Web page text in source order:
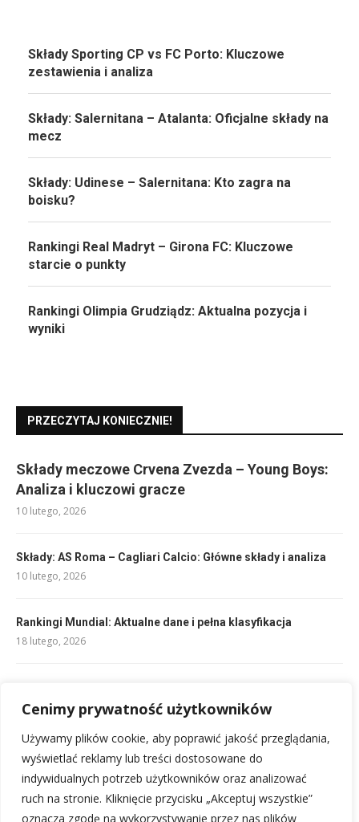
Cenimy prywatność użytkowników
Używamy plików cookie, aby poprawić jakość przeglądania,
wyświetlać reklamy lub treści dostosowane do
indywidualnych potrzeb użytkowników oraz analizować
ruch na stronie. Kliknięcie przycisku „Akceptuj wszystkie”
oznacza zgodę na wykorzystywanie przez nas plików
Składy Sporting CP vs FC Porto: Kluczowe
zestawienia i analiza
Składy: Salernitana – Atalanta: Oficjalne składy na
mecz
Składy: Udinese – Salernitana: Kto zagra na
boisku?
Rankingi Real Madryt – Girona FC: Kluczowe
starcie o punkty
Rankingi Olimpia Grudziądz: Aktualna pozycja i
wyniki
PRZECZYTAJ KONIECZNIE!
Składy meczowe Crvena Zvezda – Young Boys:
Analiza i kluczowi gracze
10 lutego, 2026
Składy: AS Roma – Cagliari Calcio: Główne składy i analiza
10 lutego, 2026
Rankingi Mundial: Aktualne dane i pełna klasyfikacja
18 lutego, 2026
13 lutego, 2026
Rankingi stali Stalowa Wola: najlepsza stal i producenci
10 lutego, 2026